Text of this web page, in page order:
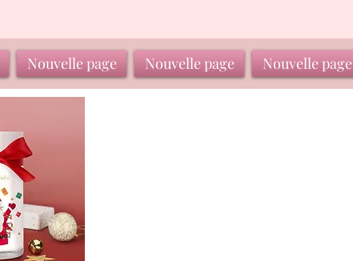
Nouvelle page Nouvelle page Nouvelle page